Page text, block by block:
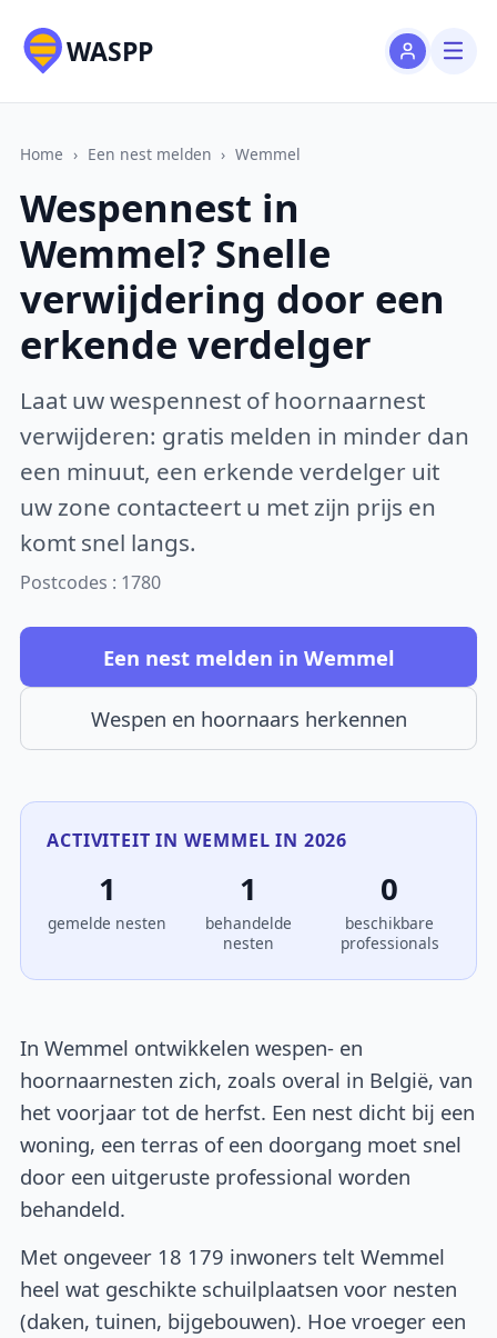
WASPP
Home › Een nest melden › Wemmel
Wespennest in
Wemmel? Snelle
verwijdering door een
erkende verdelger
Laat uw wespennest of hoornaarnest
verwijderen: gratis melden in minder dan
een minuut, een erkende verdelger uit
uw zone contacteert u met zijn prijs en
komt snel langs.
Postcodes : 1780
Een nest melden in Wemmel
Wespen en hoornaars herkennen
ACTIVITEIT IN WEMMEL IN 2026
1
gemelde nesten
1
behandelde
nesten
0
beschikbare
professionals
In Wemmel ontwikkelen wespen- en
hoornaarnesten zich, zoals overal in België, van
het voorjaar tot de herfst. Een nest dicht bij een
woning, een terras of een doorgang moet snel
door een uitgeruste professional worden
behandeld.
Met ongeveer 18 179 inwoners telt Wemmel
heel wat geschikte schuilplaatsen voor nesten
(daken, tuinen, bijgebouwen). Hoe vroeger een